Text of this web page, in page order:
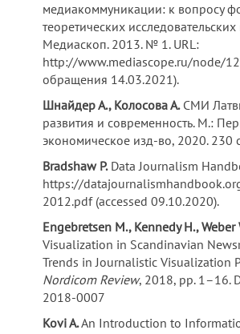
медиакоммуникации: к вопросу
теоретических
Медиаскоп. 2013. № 1. URL:
http://www.mediascope.ru/node/
обращения 14.03.2021).
Шнайдер А., Колосова А.СМИ
развития и современность. М.:
экономическое изд-во, 2020. 230
Bradshaw P.Data Journalism
https://
2012.pdf (accessed 09.10.2020).
Engebretsen M., Kennedy H., Weber
Visualization in Scandinavian
Trends in Journalistic Visualization
Nordicom Review, 2018, pp. 1–16.
2018-0007
Kovi A.An Introduction to